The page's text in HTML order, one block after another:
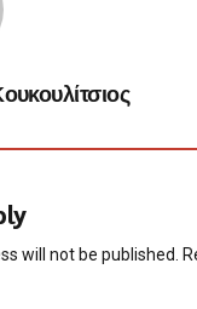
will not be published.